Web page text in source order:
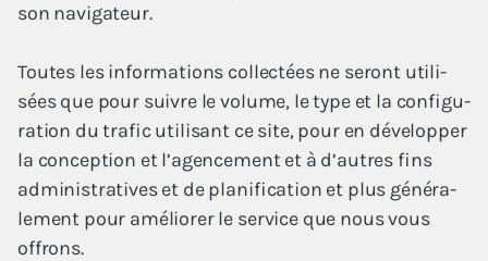
son navigateur.
Toutes les infor­ma­tions col­lec­tées ne seront uti­li­
sées que pour suivre le volume, le type et la confi­gu­
ra­tion du tra­fic uti­li­sant ce site, pour en déve­lop­per
la concep­tion et l’a­gen­ce­ment et à d’autres fins
admi­nis­tra­tives et de pla­ni­fi­ca­tion et plus géné­ra­
le­ment pour amé­lio­rer le ser­vice que nous vous
offrons.